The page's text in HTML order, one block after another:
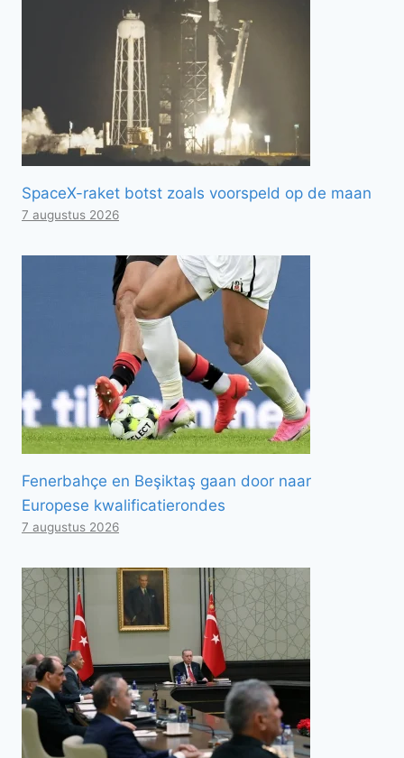
SpaceX-raket botst zoals voorspeld op de maan
7 augustus 2026
Fenerbahçe en Beşiktaş gaan door naar
Europese kwalificatierondes
7 augustus 2026